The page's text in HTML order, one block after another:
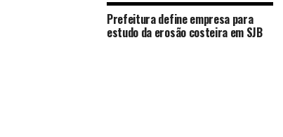
Prefeitura define empresa para
estudo da erosão costeira em SJB